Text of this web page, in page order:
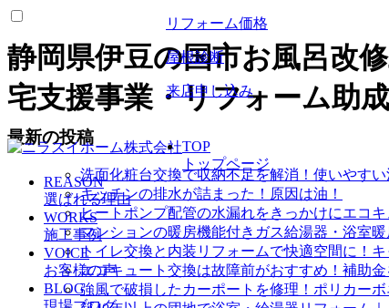
静岡県伊豆の国市お風呂改
宅支援事業・リフォーム助
TOP
トップページ
REASON
選ばれる理由
WORKS
施工事例
VOICE
お客様の声
BLOG
最新の投稿
洗面化粧台交換で収納不足を解消！使いやす
キッチンの排水が詰まった！原因は油！
ヒートポンプ配管の水漏れをきっかけにエコ
マンションの暖房機能付きガス給湯器・浴室
トイレ交換と内装リフォームで快適空間に！
エコキュート交換は故障前がおすすめ！補助
強風で破損したカーポートを修理！ポリカー
リフォーム価格
屋根診断
来店申し込み